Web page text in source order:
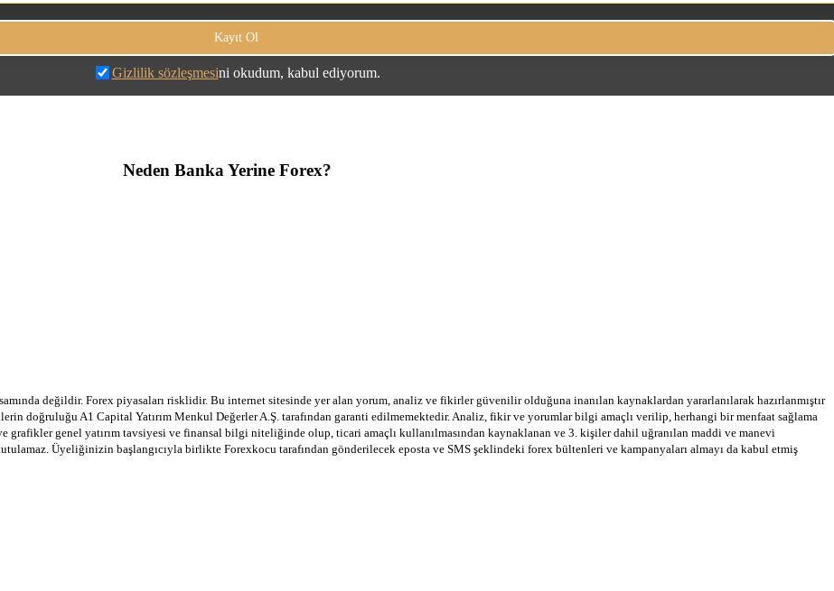
Gizlilik sözleşmesini okudum, kabul ediyorum.
Neden Banka Yerine Forex?
değildir. Forex piyasaları risklidir. Bu internet sitesinde yer alan yorum, analiz ve fikirler güvenilir olduğuna inanılan kaynaklardan yararlanılarak hazırlanmıştır
doğruluğu A1 Capital Yatırım Menkul Değerler A.Ş. tarafından garanti edilmemektedir. Analiz, fikir ve yorumlar bilgi amaçlı verilip, herhangi bir menfaat sağlama
grafikler genel yatırım tavsiyesi ve finansal bilgi niteliğinde olup, ticari amaçlı kullanılmasından kaynaklanan ve 3. kişiler dahil uğranılan maddi ve manevi
Üyeliğinizin başlangıcıyla birlikte Forexkocu tarafından gönderilecek eposta ve SMS şeklindeki forex bültenleri ve kampanyaları almayı da kabul etmiş